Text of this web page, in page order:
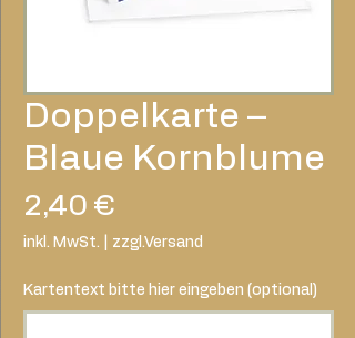
Doppelkarte –
Blaue Kornblume
2,40 €
inkl. MwSt. zzgl.Versand
Kartentext bitte hier eingeben (optional)